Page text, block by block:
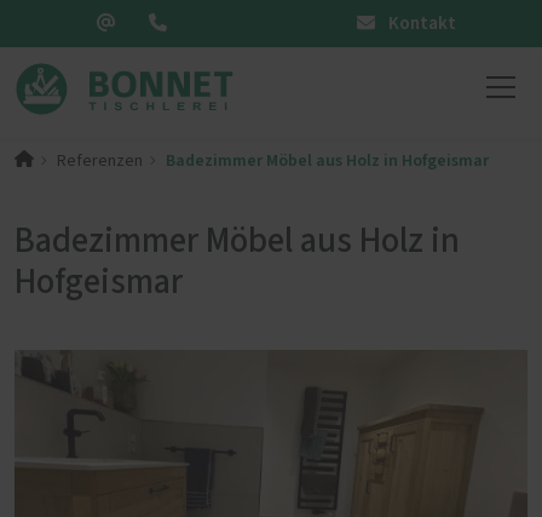
Kontakt
Referenzen Badezimmer Möbel aus Holz in Hofgeismar
Badezimmer Möbel aus Holz in
Hofgeismar